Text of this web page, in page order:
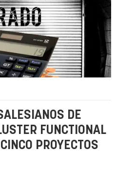
DE
FUNCTIONAL
PROYECTOS